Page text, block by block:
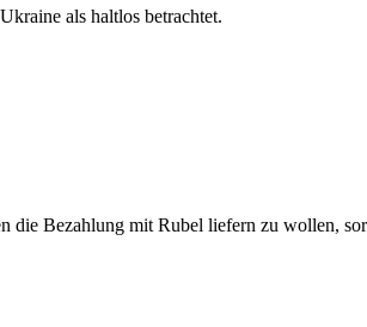
als haltlos betrachtet.
die Bezahlung mit Rubel liefern zu wollen,